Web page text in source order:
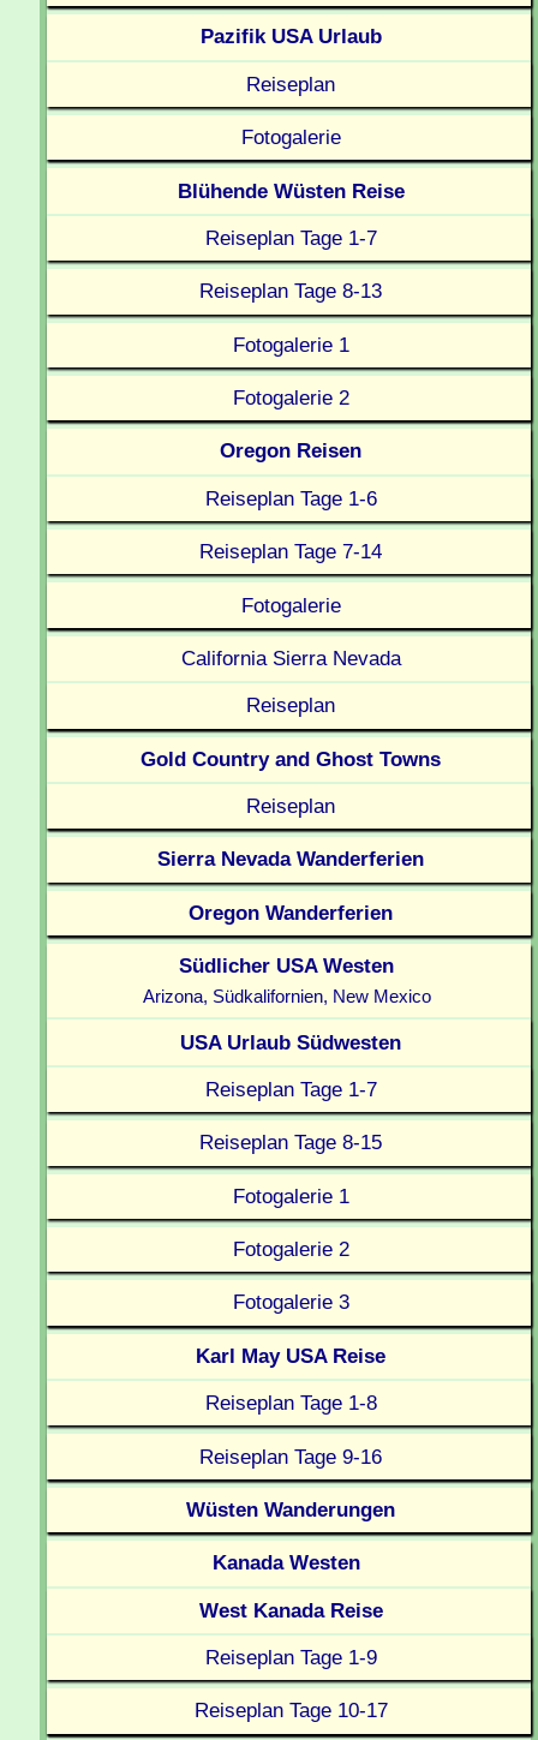
Pazifik USA Urlaub
Reiseplan
Fotogalerie
Blühende Wüsten Reise
Reiseplan Tage 1-7
Reiseplan Tage 8-13
Fotogalerie 1
Fotogalerie 2
Oregon Reisen
Reiseplan Tage 1-6
Reiseplan Tage 7-14
Fotogalerie
California Sierra Nevada
Reiseplan
Gold Country and Ghost Towns
Reiseplan
Sierra Nevada Wanderferien
Oregon Wanderferien
Südlicher USA Westen
Arizona, Südkalifornien, New Mexico
USA Urlaub Südwesten
Reiseplan Tage 1-7
Reiseplan Tage 8-15
Fotogalerie 1
Fotogalerie 2
Fotogalerie 3
Karl May USA Reise
Reiseplan Tage 1-8
Reiseplan Tage 9-16
Wüsten Wanderungen
Kanada Westen
West Kanada Reise
Reiseplan Tage 1-9
Reiseplan Tage 10-17